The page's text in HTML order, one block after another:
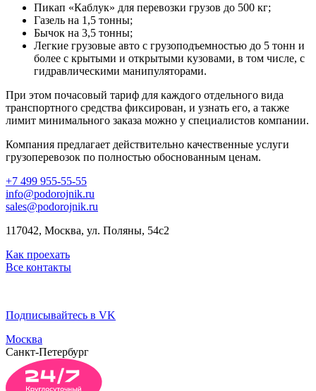
Пикап «Каблук» для перевозки грузов до 500 кг;
Газель на 1,5 тонны;
Бычок на 3,5 тонны;
Легкие грузовые авто с грузоподъемностью до 5 тонн и
более с крытыми и открытыми кузовами, в том числе, с
гидравлическими манипуляторами.
При этом почасовый тариф для каждого отдельного вида
транспортного средства фиксирован, и узнать его, а также
лимит минимального заказа можно у специалистов компании.
Компания предлагает действительно качественные услуги
грузоперевозок по полностью обоснованным ценам.
+7 499 955-55-55
info@podorojnik.ru
sales@podorojnik.ru
117042, Москва, ул. Поляны, 54с2
Как проехать
Все контакты
Подписывайтесь в VK
Москва
Санкт-Петербург